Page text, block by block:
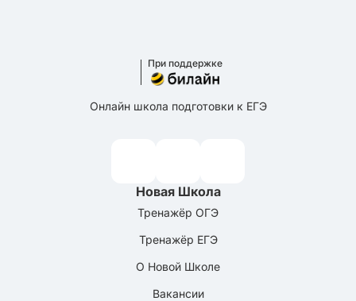
При поддержке
Онлайн школа подготовки к ЕГЭ
Новая Школа
Тренажёр ОГЭ
Тренажёр ЕГЭ
О Новой Школе
Вакансии